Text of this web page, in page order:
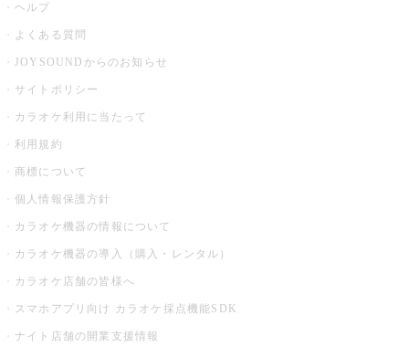
ヘルプ
よくある質問
JOYSOUNDからのお知らせ
サイトポリシー
カラオケ利用に当たって
利用規約
商標について
個人情報保護方針
カラオケ機器の情報について
カラオケ機器の導入（購入・レンタル）
カラオケ店舗の皆様へ
スマホアプリ向け カラオケ採点機能SDK
ナイト店舗の開業支援情報